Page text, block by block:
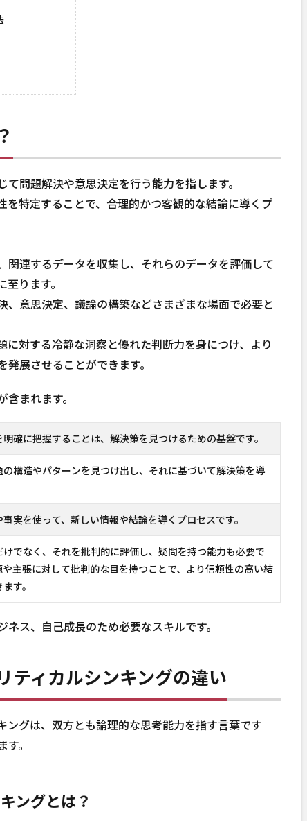
問題解決や意思決定を行う能力を指します。
を特定することで、合理的かつ客観的な結論に導くプ
関連するデータを収集し、それらのデータを評価して
ります。
、意思決定、議論の構築などさまざまな場面で必要と
に対する冷静な洞察と優れた判断力を身につけ、より
展させることができます。
まれます。
確に把握することは、解決策を見つけるための基盤です。
の構造やパターンを見つけ出し、それに基づいて解決策を導
実を使って、新しい情報や結論を導くプロセスです。
でなく、それを批判的に評価し、疑問を持つ能力も必要で
主張に対して批判的な目を持つことで、より信頼性の高い結
す。
ス、自己成長のため必要なスキルです。
ティカルシンキングの違い
ングは、双方とも論理的な思考能力を指す言葉です
。
ングとは？